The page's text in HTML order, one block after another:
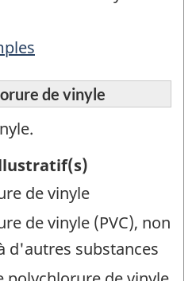
de vinyle
de vinyle
de vinyle (PVC), non
d'autres substances